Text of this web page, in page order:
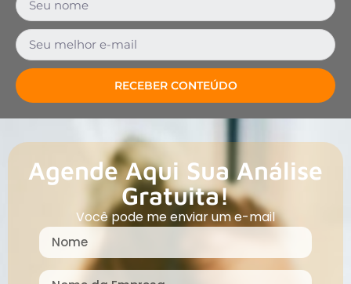
RECEBER CONTEÚDO
Agende Aqui Sua Análise
Gratuita!
Você pode me enviar um e-mail